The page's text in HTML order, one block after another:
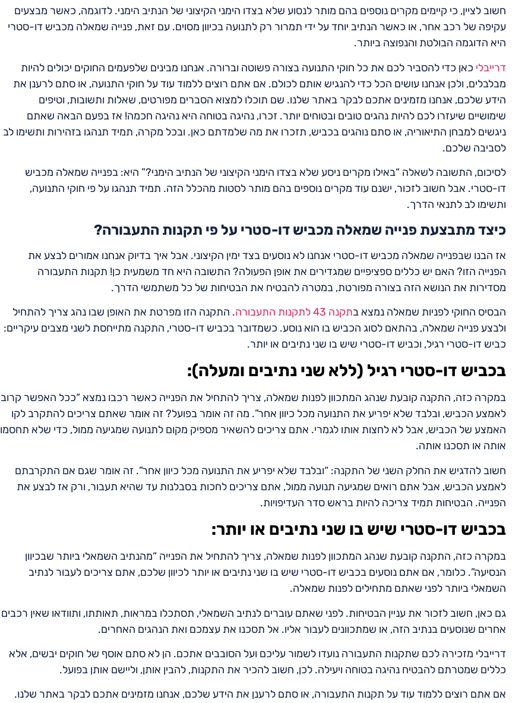
חשוב לציין, כי קיימים מקרים נוספים בהם מותר לנסוע שלא בצדו הימני הקיצוני של הנתיב הימני. לדוגמה, כאשר מבצעים
עקיפה של רכב אחר, או כאשר הנתיב יוחד על ידי תמרור רק לתנועה בכיוון מסוים. עם זאת, פנייה שמאלה מכביש דו-סטרי
היא הדוגמה הבולטת והנפוצה ביותר.
דרייבלי כאן כדי להסביר לכם את כל חוקי התנועה בצורה פשוטה וברורה. אנחנו מבינים שלפעמים החוקים יכולים להיות
מבלבלים, ולכן אנחנו עושים הכל כדי להנגיש אותם לכולם. אם אתם רוצים ללמוד עוד על חוקי התנועה, או סתם לרענן את
הידע שלכם, אנחנו מזמינים אתכם לבקר באתר שלנו. שם תוכלו למצוא הסברים מפורטים, שאלות ותשובות, וטיפים
שימושיים שיעזרו לכם להיות נהגים טובים ובטוחים יותר. זכרו, נהיגה בטוחה היא נהיגה חכמה! אז בפעם הבאה שאתם
ניגשים למבחן התיאוריה, או סתם נוהגים בכביש, תזכרו את מה שלמדתם כאן. ובכל מקרה, תמיד תנהגו בזהירות ותשימו לב
לסביבה שלכם.
לסיכום, התשובה לשאלה “באילו מקרים ניסע שלא בצדו הימני הקיצוני של הנתיב הימני?” היא: בפנייה שמאלה מכביש
דו-סטרי. אבל חשוב לזכור, ישנם עוד מקרים נוספים בהם מותר לסטות מהכלל הזה. תמיד תנהגו על פי חוקי התנועה,
ותשימו לב לתנאי הדרך.
כיצד מתבצעת פנייה שמאלה מכביש דו-סטרי על פי תקנות התעבורה?
אז הבנו שבפנייה שמאלה מכביש דו-סטרי אנחנו לא נוסעים בצד ימין הקיצוני. אבל איך בדיוק אנחנו אמורים לבצע את
הפנייה הזו? האם יש כללים ספציפיים שמגדירים את אופן הפעולה? התשובה היא חד משמעית כן! תקנות התעבורה
מסדירות את הנושא הזה בצורה מפורטת, במטרה להבטיח את הבטיחות של כל משתמשי הדרך.
הבסיס החוקי לפניות שמאלה נמצא בתקנה 43 לתקנות התעבורה
. התקנה הזו מפרטת את האופן שבו נהג צריך להתחיל
ולבצע פנייה שמאלה, בהתאם לסוג הכביש בו הוא נוסע. כשמדובר בכביש דו-סטרי, התקנה מתייחסת לשני מצבים עיקריים:
כביש דו-סטרי רגיל, וכביש דו-סטרי שיש בו שני נתיבים או יותר.
בכביש דו-סטרי רגיל (ללא שני נתיבים ומעלה):
במקרה כזה, התקנה קובעת שנהג המתכוון לפנות שמאלה, צריך להתחיל את הפנייה כאשר רכבו נמצא “ככל האפשר קרוב
לאמצע הכביש, ובלבד שלא יפריע את התנועה מכל כיוון אחר”. מה זה אומר בפועל? זה אומר שאתם צריכים להתקרב לקו
האמצע של הכביש, אבל לא לחצות אותו לגמרי. אתם צריכים להשאיר מספיק מקום לתנועה שמגיעה ממול, כדי שלא תחסמו
אותה או תסכנו אותה.
חשוב להדגיש את החלק השני של התקנה: “ובלבד שלא יפריע את התנועה מכל כיוון אחר”. זה אומר שגם אם התקרבתם
לאמצע הכביש, אבל אתם רואים שמגיעה תנועה ממול, אתם צריכים לחכות בסבלנות עד שהיא תעבור, ורק אז לבצע את
הפנייה. הבטיחות תמיד צריכה להיות בראש סדר העדיפויות.
בכביש דו-סטרי שיש בו שני נתיבים או יותר:
במקרה כזה, התקנה קובעת שנהג המתכוון לפנות שמאלה, צריך להתחיל את הפנייה “מהנתיב השמאלי ביותר שבכיוון
הנסיעה”. כלומר, אם אתם נוסעים בכביש דו-סטרי שיש בו שני נתיבים או יותר לכיוון שלכם, אתם צריכים לעבור לנתיב
השמאלי ביותר לפני שאתם מתחילים לפנות שמאלה.
גם כאן, חשוב לזכור את עניין הבטיחות. לפני שאתם עוברים לנתיב השמאלי, תסתכלו במראות, תאותתו, ותוודאו שאין רכבים
אחרים שנוסעים בנתיב הזה, או שמתכוונים לעבור אליו. אל תסכנו את עצמכם ואת הנהגים האחרים.
דרייבלי מזכירה לכם שתקנות התעבורה נועדו לשמור עליכם ועל הסובבים אתכם. הן לא סתם אוסף של חוקים יבשים, אלא
כללים שמטרתם להבטיח נהיגה בטוחה ויעילה. לכן, חשוב להכיר את התקנות, להבין אותן, וליישם אותן בפועל.
אם אתם רוצים ללמוד עוד על תקנות התעבורה, או סתם לרענן את הידע שלכם, אנחנו מזמינים אתכם לבקר באתר שלנו.